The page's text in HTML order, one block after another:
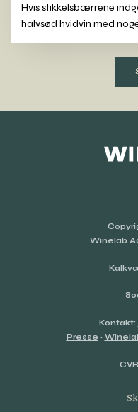
Hvis stikkelsbærrene
halvsød hvidvin med
Winelab
Kontakt:
Presse ·